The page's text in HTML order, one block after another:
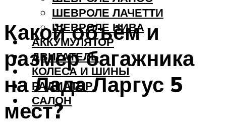
ШЕВРОЛЕ ЛАЧЕТТИ
ШЕВРОЛЕ НИВА
АККУМУЛЯТОР
ДВИГАТЕЛЬ
КОЛЕСА И ШИНЫ
РАДИАТОР
САЛОН
Какой объём и
размер багажника
на Лада Ларгус 5
мест?